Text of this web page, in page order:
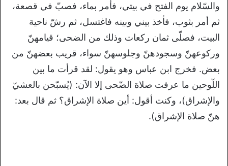
والسّلام يوم الفتح في بيتي، فأمر بماء، فصبّ في قصعة،
ثم أمر بثوب، فأخذ بيني وبينه فاغتسل، ثم رشّ ناحية
البيت، فصلّى ثمان ركعات وذلك من الضحى؛ قيامهنّ
وركوعهنّ وسجودهنّ وجلوسهنّ سواء، قريب بعضهنّ من
بعض. فخرج ابن عباس وهو يقول: لقد قرأت ما بين
اللّوحين ما عرفت صلاة الضّحى إلا الآن: (يُسبّحن بالعشيّ
والإشراق)، وكنت أقول: أين صلاة الإشراق؟ ثم قال بعد:
هنّ صلاة الإشراق).